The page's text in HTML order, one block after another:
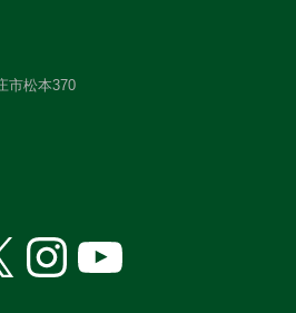
市松本370
Instagram
YouTube